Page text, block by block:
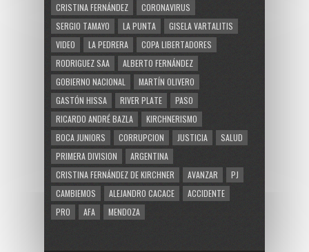
CRISTINA FERNÁNDEZ
CORONAVIRUS
SERGIO TAMAYO
LA PUNTA
GISELA VARTALITIS
VIDEO
LA PEDRERA
COPA LIBERTADORES
RODRIGUEZ SAA
ALBERTO FERNÁNDEZ
GOBIERNO NACIONAL
MARTÍN OLIVERO
GASTÓN HISSA
RIVER PLATE
PASO
RICARDO ANDRÉ BAZLA
KIRCHNERISMO
BOCA JUNIORS
CORRUPCION JUSTICIA
SALUD
PRIMERA DIVISION
ARGENTINA
CRISTINA FERNÁNDEZ DE KIRCHNER
AVANZAR
PJ
CAMBIEMOS
ALEJANDRO CACACE
ACCIDENTE
PRO
AFA MENDOZA